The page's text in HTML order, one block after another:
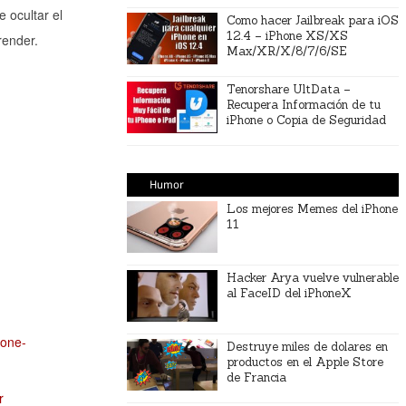
ocultar el
Como hacer Jailbreak para iOS
12.4 – iPhone XS/XS
Max/XR/X/8/7/6/SE
Tenorshare UltData –
Recupera Información de tu
iPhone o Copia de Seguridad
Humor
Los mejores Memes del iPhone
11
Hacker Arya vuelve vulnerable
al FaceID del iPhoneX
Destruye miles de dolares en
productos en el Apple Store
de Francia